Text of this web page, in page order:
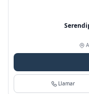
Llamar